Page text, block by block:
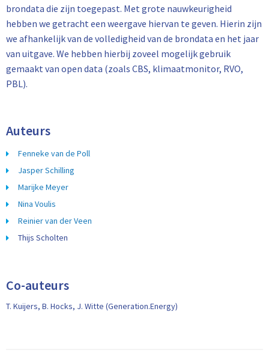
brondata die zijn toegepast. Met grote nauwkeurigheid
hebben we getracht een weergave hiervan te geven. Hierin zijn
we afhankelijk van de volledigheid van de brondata en het jaar
van uitgave. We hebben hierbij zoveel mogelijk gebruik
gemaakt van open data (zoals CBS, klimaatmonitor, RVO,
PBL).
Auteurs
Fenneke van de Poll
Jasper Schilling
Marijke Meyer
Nina Voulis
Reinier van der Veen
Thijs Scholten
Co-auteurs
T. Kuijers, B. Hocks, J. Witte (Generation.Energy)